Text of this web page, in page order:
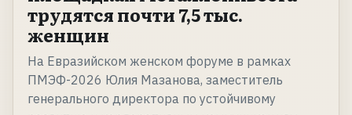
трудятся почти 7,5 тыс.
женщин
На Евразийском женском форуме в рамках
ПМЭФ-2026 Юлия Мазанова, заместитель
генерального директора по устойчивому